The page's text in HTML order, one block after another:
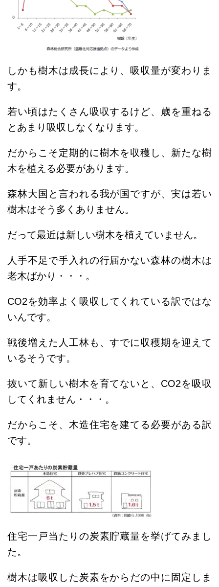
しかも樹木は成長により、吸収量が変わりま
す。
若い頃はたくさん吸収するけど、歳を重ねる
とあまり吸収しなくなります。
だからこそ定期的に樹木を収穫し、新たな樹
木を植える必要があります。
森林大国と言われる我が国ですが、実は若い
樹木はそう多くありません。
だって最近は新しい樹木を植えていません。
人手不足で手入れの行届かない森林の樹木は
老木ばかり・・・。
CO2を効率よく吸収してくれている訳ではな
いんです。
戦後増えた人工林も、すでに収穫期を迎えて
いるそうです。
抜いて新しい樹木を育てないと、CO2を吸収
してくれません・・・。
だからこそ、木造住宅を建てる必要がある訳
です。
住宅一戸当たりの炭素貯蔵量を挙げてみまし
た。
樹木は吸収した炭素をからだの中に固定しま